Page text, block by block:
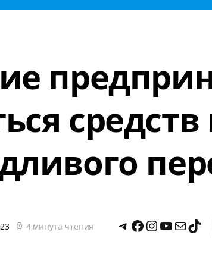
4 минута чтения